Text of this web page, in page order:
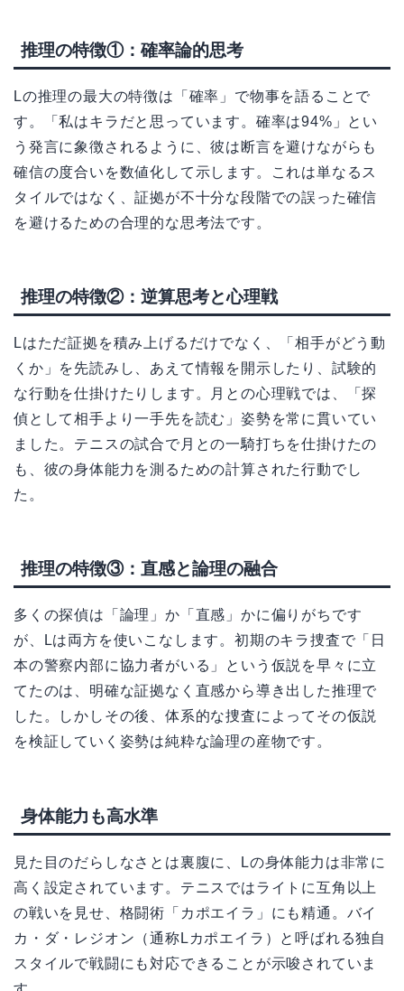
推理の特徴①：確率論的思考
Lの推理の最大の特徴は「確率」で物事を語ることで
す。「私はキラだと思っています。確率は94%」とい
う発言に象徴されるように、彼は断言を避けながらも
確信の度合いを数値化して示します。これは単なるス
タイルではなく、証拠が不十分な段階での誤った確信
を避けるための合理的な思考法です。
推理の特徴②：逆算思考と心理戦
Lはただ証拠を積み上げるだけでなく、「相手がどう動
くか」を先読みし、あえて情報を開示したり、試験的
な行動を仕掛けたりします。月との心理戦では、「探
偵として相手より一手先を読む」姿勢を常に貫いてい
ました。テニスの試合で月との一騎打ちを仕掛けたの
も、彼の身体能力を測るための計算された行動でし
た。
推理の特徴③：直感と論理の融合
多くの探偵は「論理」か「直感」かに偏りがちです
が、Lは両方を使いこなします。初期のキラ捜査で「日
本の警察内部に協力者がいる」という仮説を早々に立
てたのは、明確な証拠なく直感から導き出した推理で
した。しかしその後、体系的な捜査によってその仮説
を検証していく姿勢は純粋な論理の産物です。
身体能力も高水準
見た目のだらしなさとは裏腹に、Lの身体能力は非常に
高く設定されています。テニスではライトに互角以上
の戦いを見せ、格闘術「カポエイラ」にも精通。バイ
カ・ダ・レジオン（通称Lカポエイラ）と呼ばれる独自
スタイルで戦闘にも対応できることが示唆されていま